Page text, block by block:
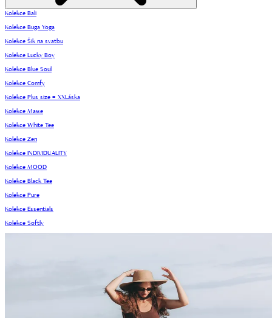
Kolekce Bali
Kolekce Buga Yoga
Kolekce Šik na svatbu
Kolekce Lucky Boy
Kolekce Blue Soul
Kolekce Comfy
Kolekce Plus size = XXLáska
Kolekce Mawe
Kolekce White Tee
Kolekce Zen
Kolekce INDIVIDUALITY
Kolekce MOOD
Kolekce Black Tee
Kolekce Pure
Kolekce Essentials
Kolekce Softly